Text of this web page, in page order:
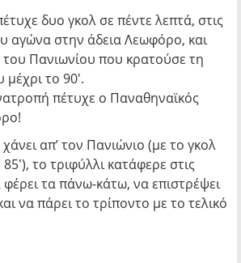
δυο γκολ σε πέντε λεπτά, στις
αγώνα στην άδεια Λεωφόρο, και
του Πανιωνίου που κρατούσε τη
μέχρι το 90′.
πέτυχε ο Παναθηναϊκός
απ’ τον Πανιώνιο (με το γκολ
το τριφύλλι κατάφερε στις
τα πάνω-κάτω, να επιστρέψει
να πάρει το τρίποντο με το τελικό